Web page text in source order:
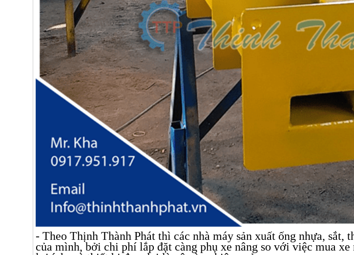
- Theo Thịnh Thành Phát thì các nhà máy sản xuất ống nhựa, sắt,
của mình, bởi chi phí lắp đặt càng phụ xe nâng so với việc mua